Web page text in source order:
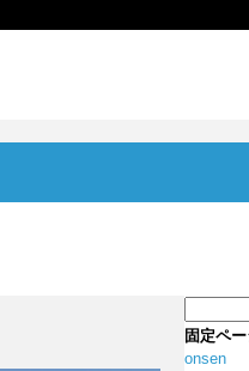
索:
固定ペ
onsen